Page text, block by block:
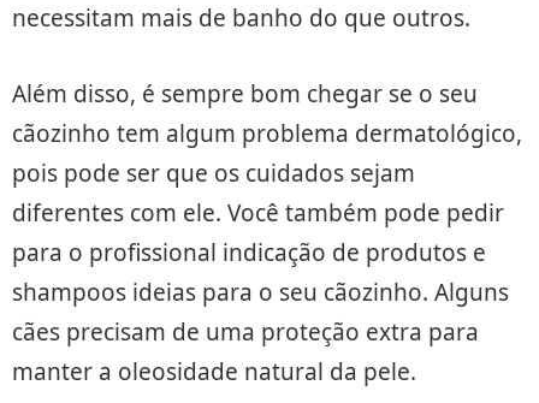
necessitam mais de banho do que outros.
Além disso, é sempre bom chegar se o seu
cãozinho tem algum problema dermatológico,
pois pode ser que os cuidados sejam
diferentes com ele. Você também pode pedir
para o profissional indicação de produtos e
shampoos ideias para o seu cãozinho. Alguns
cães precisam de uma proteção extra para
manter a oleosidade natural da pele.